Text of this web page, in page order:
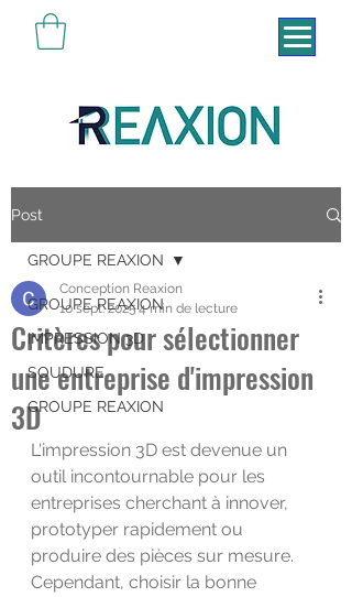
Post
GROUPE REAXION
IMPRESSION 3D
SOUDURE
GROUPE REAXION
GROUPE REAXION
Critères pour sélectionner
une entreprise d'impression
3D
Conception Reaxion
10 sept. 20254 min de lecture
L'impression 3D est devenue un
outil incontournable pour les
entreprises cherchant à innover,
prototyper rapidement ou
produire des pièces sur mesure.
Cependant, choisir la bonne